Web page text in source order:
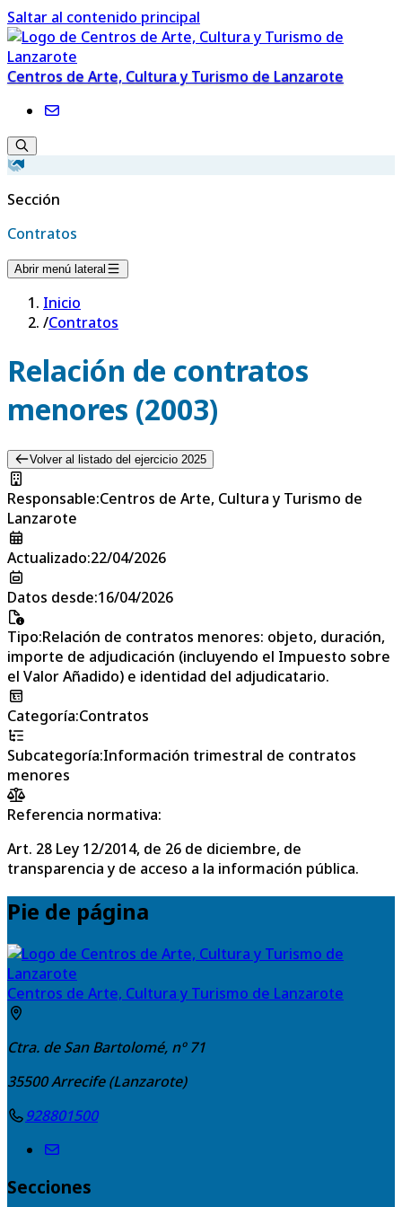
Saltar al contenido principal
Centros de Arte, Cultura y Turismo de Lanzarote
Sección
Contratos
Abrir menú lateral
Inicio
/Contratos
Relación de contratos
menores (2003)
Volver al listado del ejercicio 2025
Responsable:Centros de Arte, Cultura y Turismo de
Lanzarote
Actualizado:22/04/2026
Datos desde:16/04/2026
Tipo:Relación de contratos menores: objeto, duración,
importe de adjudicación (incluyendo el Impuesto sobre
el Valor Añadido) e identidad del adjudicatario.
Categoría:Contratos
Subcategoría:Información trimestral de contratos
menores
Referencia normativa:
Art. 28 Ley 12/2014, de 26 de diciembre, de
transparencia y de acceso a la información pública.
Pie de página
Centros de Arte, Cultura y Turismo de Lanzarote
Ctra. de San Bartolomé, nº 71
35500Arrecife (Lanzarote)
928801500
Secciones